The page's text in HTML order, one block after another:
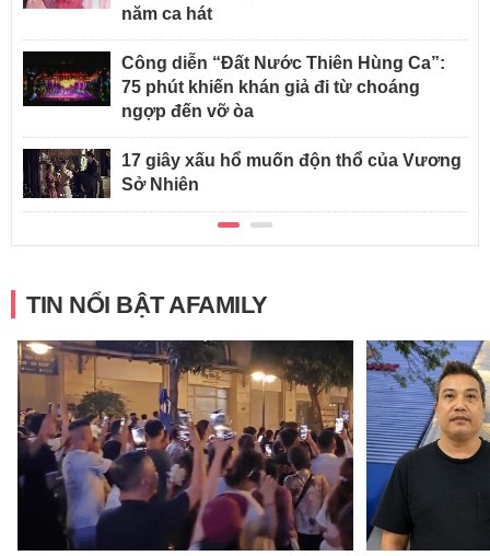
năm ca hát
Công diễn “Đất Nước Thiên Hùng Ca”:
75 phút khiến khán giả đi từ choáng
ngợp đến vỡ òa
17 giây xấu hổ muốn độn thổ của Vương
Sở Nhiên
TIN NỔI BẬT AFAMILY